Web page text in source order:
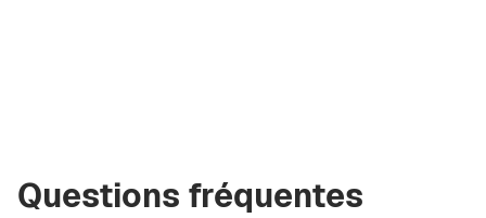
Questions fréquentes